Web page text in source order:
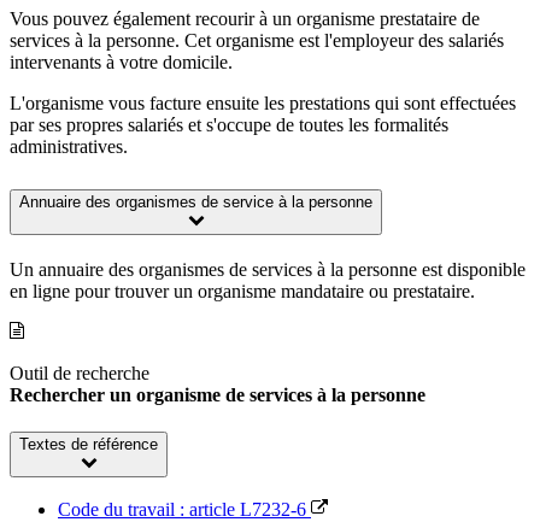
Vous pouvez également recourir à un organisme prestataire de
services à la personne. Cet organisme est l'employeur des salariés
intervenants à votre domicile.
L'organisme vous facture ensuite les prestations qui sont effectuées
par ses propres salariés et s'occupe de toutes les formalités
administratives.
Annuaire des organismes de service à la personne
Un annuaire des organismes de services à la personne est disponible
en ligne pour trouver un organisme mandataire ou prestataire.
Outil de recherche
Rechercher un organisme de services à la personne
Textes de référence
Code du travail : article L7232-6